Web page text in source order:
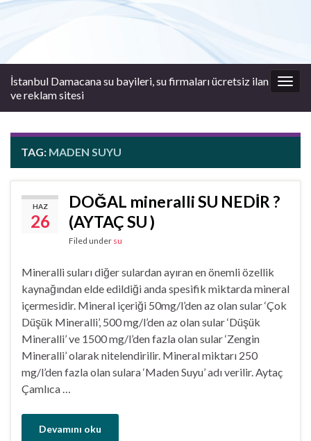
İstanbul Damacana su bayileri, su firmaları ücretsiz ilan
ve reklam sitesi
TAG: MADEN SUYU
HAZ
26
DOĞAL mineralli SU NEDİR ?
(AYTAÇ SU )
Filed under su
Mineralli suları diğer sulardan ayıran en önemli özellik
kaynağından elde edildiği anda spesifik miktarda mineral
içermesidir. Mineral içeriği 50mg/l’den az olan sular ‘Çok
Düşük Mineralli’, 500 mg/l’den az olan sular ‘Düşük
Mineralli’ ve 1500 mg/l’den fazla olan sular ‘Zengin
Mineralli’ olarak nitelendirilir. Mineral miktarı 250
mg/l’den fazla olan sulara ‘Maden Suyu’ adı verilir. Aytaç
Çamlıca …
Devamını oku